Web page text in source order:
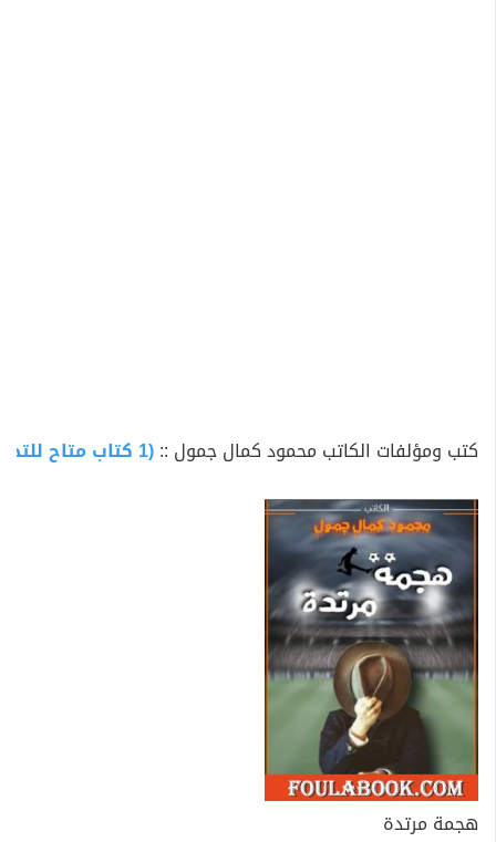
كتب ومؤلفات الكاتب محمود كمال جمول ::(1 كتاب متاح للتحميل)
هجمة مرتدة